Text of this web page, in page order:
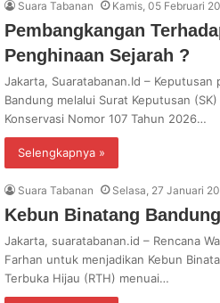
Suara Tabanan Kamis, 05 Februari
Pembangkangan
Penghinaan Sejarah ?
Jakarta, Suaratabanan.Id – Keputusan
Bandung melalui Surat Keputusan
Konservasi Nomor 107 Tahun 2026…
Selengkapnya »
Suara Tabanan Selasa, 27 Januari
Kebun Binatang
Jakarta, suaratabanan.id – Rencana
Farhan untuk menjadikan Kebun
Terbuka Hijau (RTH) menuai…